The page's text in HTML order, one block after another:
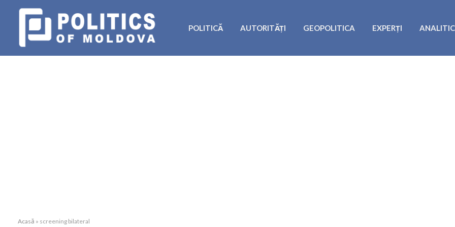
POLITICĂ AUTORITĂȚI GEOPOLITICA EXPERȚI
Acasă » screening bilateral